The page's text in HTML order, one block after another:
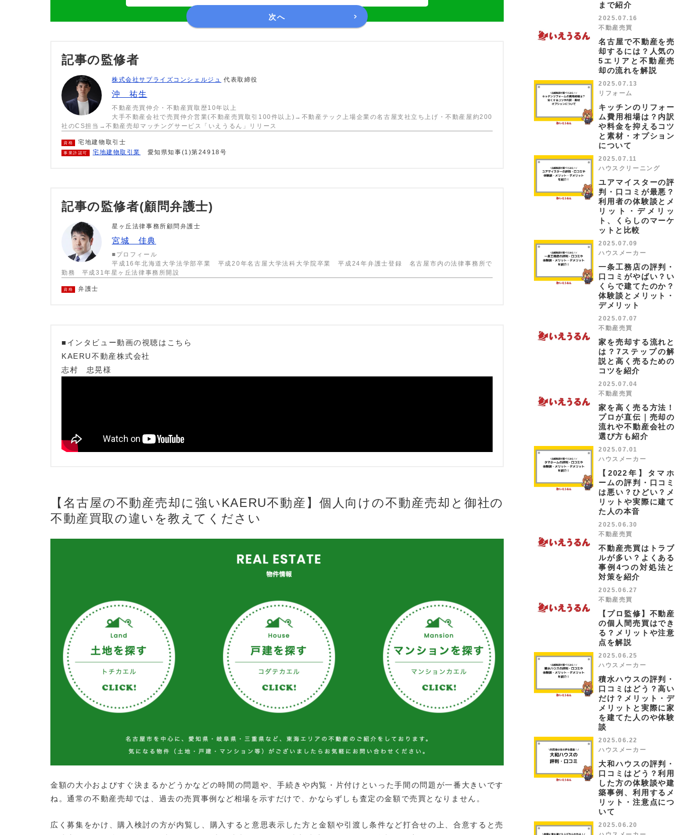
次へ
記事の監修者
株式会社サプライズコンシェルジュ 代表取締役
沖 祐生
不動産売買仲介・不動産買取歴10年以上
大手不動産会社で売買仲介営業(不動産売買取引100件以上)→不動産テック上場企業の名古屋支社立ち上げ・不動産屋約200
社のCS担当→不動産売却マッチングサービス「いえうるん」リリース
資格 宅地建物取引士
事業許認可 宅地建物取引業 愛知県知事(1)第24918号
記事の監修者(顧問弁護士)
星ヶ丘法律事務所顧問弁護士
宮城 佳典
■プロフィール
平成16年北海道大学法学部卒業 平成20年名古屋大学法科大学院卒業 平成24年弁護士登録 名古屋市内の法律事務所で
勤務 平成31年星ヶ丘法律事務所開設
資格 弁護士
■インタビュー動画の視聴はこちら
KAERU不動産株式会社
志村 忠晃様
【名古屋の不動産売却に強いKAERU不動産】個人向けの不動産売却と御社の
不動産買取の違いを教えてください
金額の大小およびすぐ決まるかどうかなどの時間の問題や、手続きや内覧・片付けといった手間の問題が一番大きいです
ね。通常の不動産売却では、過去の売買事例など相場を示すだけで、かならずしも査定の金額で売買となりません。
広く募集をかけ、購入検討の方が内覧し、購入すると意思表示した方と金額や引渡し条件など打合せの上、合意すると売
まで紹介
名古屋で不動産を売
却するには？人気の
5エリアと不動産売
却の流れを解説
2025.07.16
不動産売買
キッチンのリフォー
ム費用相場は？内訳
や料金を抑えるコツ
と素材・オプション
について
2025.07.13
リフォーム
ユアマイスターの評
判・口コミが最悪？
利用者の体験談とメ
リット・デメリッ
ト、くらしのマーケ
ットと比較
2025.07.11
ハウスクリーニング
一条工務店の評判・
口コミがやばい？い
くらで建てたのか？
体験談とメリット・
デメリット
2025.07.09
ハウスメーカー
家を売却する流れと
は？7ステップの解
説と高く売るための
コツを紹介
2025.07.07
不動産売買
家を高く売る方法！
プロが直伝｜売却の
流れや不動産会社の
選び方も紹介
2025.07.04
不動産売買
【2022年】タマホ
ームの評判・口コミ
は悪い？ひどい？メ
リットや実際に建て
た人の本音
2025.07.01
ハウスメーカー
不動産売買はトラブ
ルが多い？よくある
事例4つの対処法と
対策を紹介
2025.06.30
不動産売買
【プロ監修】不動産
の個人間売買はでき
る？メリットや注意
点を解説
2025.06.27
不動産売買
積水ハウスの評判・
口コミはどう？高い
だけ？メリット・デ
メリットと実際に家
を建てた人のや体験
談
2025.06.25
ハウスメーカー
大和ハウスの評判・
口コミはどう？利用
した方の体験談や建
築事例、利用するメ
リット・注意点につ
いて
2025.06.22
ハウスメーカー
2025.06.20